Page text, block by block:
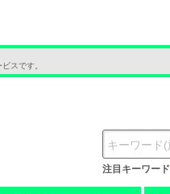
スです。
注目キーワード